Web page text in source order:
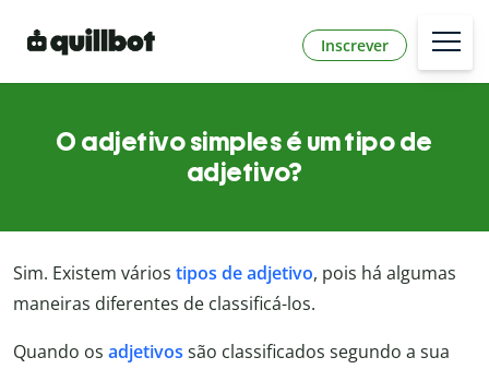
Inscrever
O adjetivo simples é um tipo de
adjetivo?
Sim. Existem vários tipos de adjetivo, pois há algumas
maneiras diferentes de classificá-los.
Quando os adjetivos são classificados segundo a sua